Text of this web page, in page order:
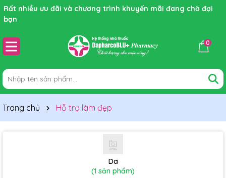
Rất nhiều ưu đãi và chương trình khuyến mãi đang chờ đợi
bạn
0
Trang chủ Hỗ trợ làm đẹp
Da
(1 sản phẩm)